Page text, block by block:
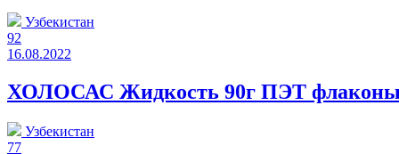
Узбекистан
92
16.08.2022
ХОЛОСАС Жидкость 90г ПЭТ флаконы
Узбекистан
77